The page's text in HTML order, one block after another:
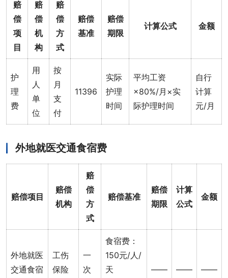
赔
偿
项
目
赔
偿
机
构
赔
偿
方
式
赔偿
基准
赔偿
期限
计算公式 金额
护
理
费
用
人
单
位
按
月
支
付
11396
实际
护理
时间
平均工资
×80%/月×实
际护理时间
自行
计算
元/月
外地就医交通食宿费
赔偿项目
赔偿
机构
赔
偿
方
式
赔偿基准
赔偿
期限
计算
公式
金额
外地就医
交通食宿
工伤
保险
一
次
食宿费：
150元/人/
天
—— —— ——